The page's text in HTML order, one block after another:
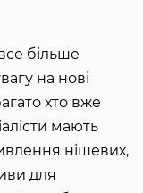
більше
на нові
хто вже
мають
нішевих,
для